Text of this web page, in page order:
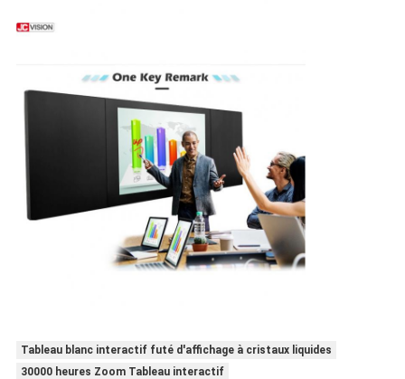
Tableau blanc interactif futé d'affichage à cristaux liquides
30000 heures Zoom Tableau interactif